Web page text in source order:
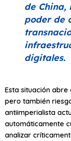
de
poder de
digitales.
Esta situación
pero también
antiimperialista
automáticamente
analizar